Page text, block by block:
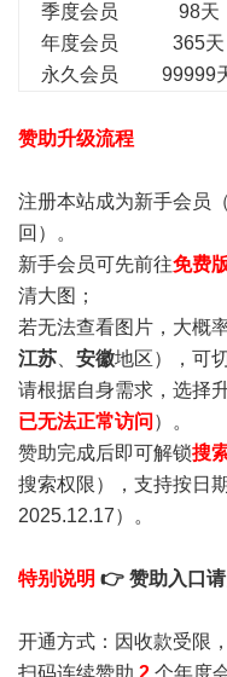
季度会员
98天
年度会员
365天
永久会员
99999
赞助升级流程
注册本站成为新手会员
回）。
新手会员可先前往免费
清大图；
若无法查看图片，大概
江苏
安徽地区），可
请根据自身需求，选择
已无法正常访问 ）。
赞助完成后即可解锁搜
搜索权限），支持按日
2025.12.17）。
特别说明 👉 赞助入口
开通方式：因收款受限
扫码连续赞助 2 个年度